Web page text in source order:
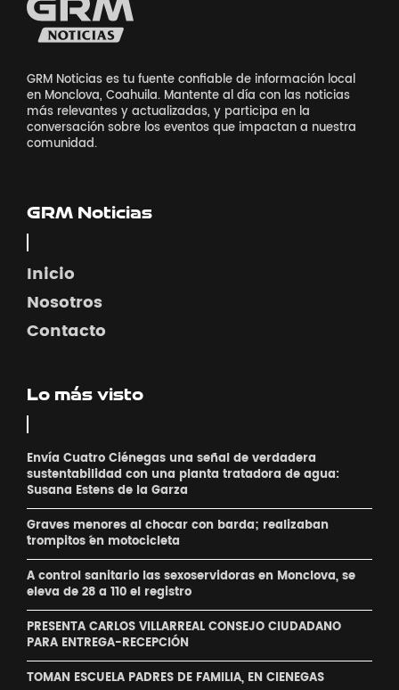
GRM Noticias es tu fuente confiable de información local
en Monclova, Coahuila. Mantente al día con las noticias
más relevantes y actualizadas, y participa en la
conversación sobre los eventos que impactan a nuestra
comunidad.
GRM Noticias
Inicio
Nosotros
Contacto
Lo más visto
Envía Cuatro Ciénegas una señal de verdadera
sustentabilidad con una planta tratadora de agua:
Susana Estens de la Garza
Graves menores al chocar con barda; realizaban
´trompitos ´en motocicleta
A control sanitario las sexoservidoras en Monclova, se
eleva de 28 a 110 el registro
PRESENTA CARLOS VILLARREAL CONSEJO CIUDADANO
PARA ENTREGA-RECEPCIÓN
TOMAN ESCUELA PADRES DE FAMILIA, EN CIENEGAS